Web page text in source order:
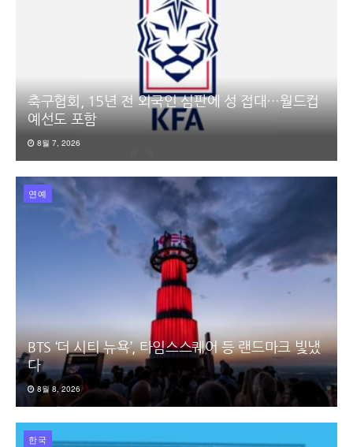
축구협회, 15년 전 외국인 심판에 성 접대…월드컵
예선도 포함
8월 7, 2026
연예
BTS ‘더 시티 뉴욕’, 타임스스퀘어 등 랜드마크 빛냈
다
8월 8, 2026
한국